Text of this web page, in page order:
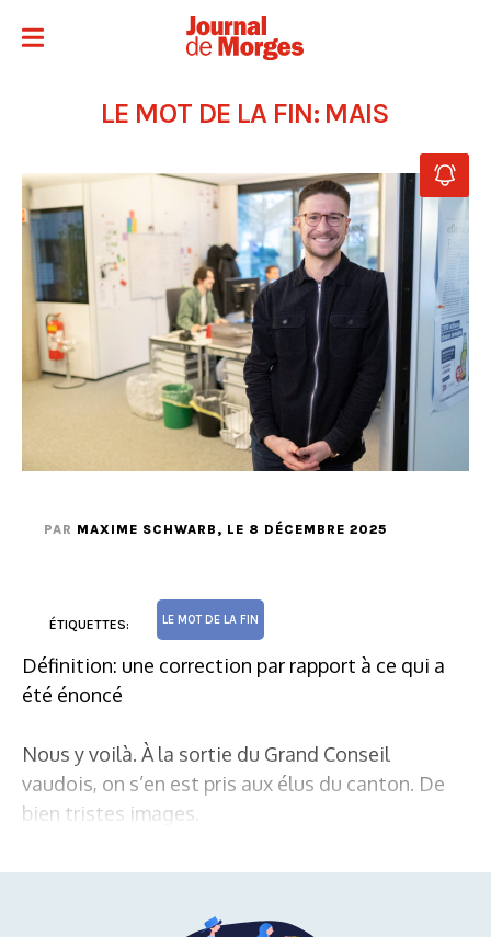
LE MOT DE LA FIN: MAIS
PAR MAXIME SCHWARB , LE 8 DÉCEMBRE 2025
ÉTIQUETTES: LE MOT DE LA FIN
Définition: une correction par rapport à ce qui a
été énoncé
Nous y voilà. À la sortie du Grand Conseil
vaudois, on s’en est pris aux élus du canton. De
bien tristes images.